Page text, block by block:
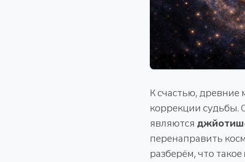
К счастью,
коррекции судьбы.
являются
перенаправить
разберём, что такое